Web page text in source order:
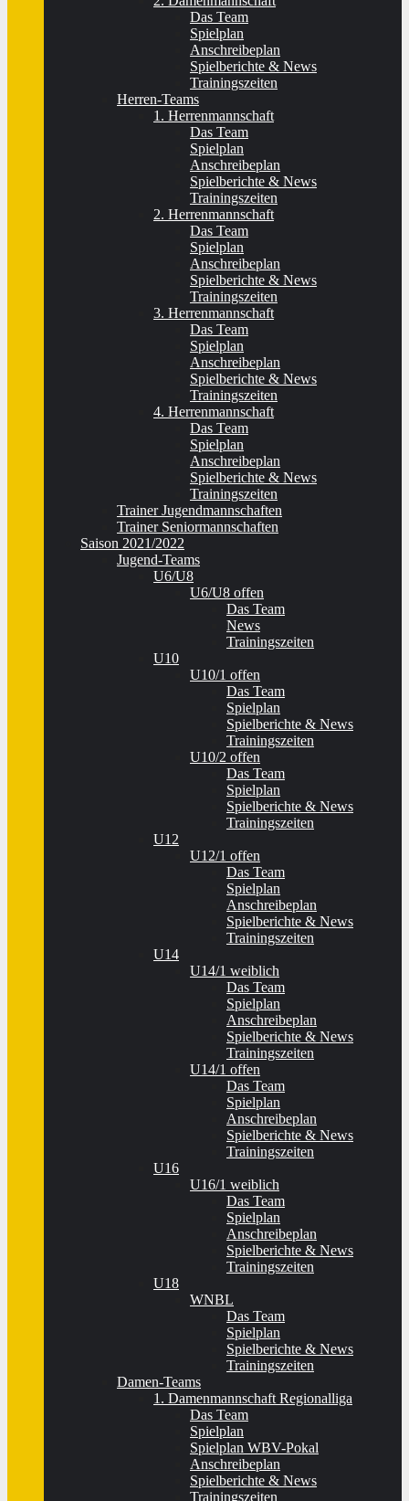
Das Team
Spielplan
Anschreibeplan
Spielberichte & News
Trainingszeiten
Herren-Teams
1. Herrenmannschaft
Das Team
Spielplan
Anschreibeplan
Spielberichte & News
Trainingszeiten
2. Herrenmannschaft
Das Team
Spielplan
Anschreibeplan
Spielberichte & News
Trainingszeiten
3. Herrenmannschaft
Das Team
Spielplan
Anschreibeplan
Spielberichte & News
Trainingszeiten
4. Herrenmannschaft
Das Team
Spielplan
Anschreibeplan
Spielberichte & News
Trainingszeiten
Trainer Jugendmannschaften
Trainer Seniormannschaften
Saison 2021/2022
Jugend-Teams
U6/U8
U6/U8 offen
Das Team
News
Trainingszeiten
U10
U10/1 offen
Das Team
Spielplan
Spielberichte & News
Trainingszeiten
U10/2 offen
Das Team
Spielplan
Spielberichte & News
Trainingszeiten
U12
U12/1 offen
Das Team
Spielplan
Anschreibeplan
Spielberichte & News
Trainingszeiten
U14
U14/1 weiblich
Das Team
Spielplan
Anschreibeplan
Spielberichte & News
Trainingszeiten
U14/1 offen
Das Team
Spielplan
Anschreibeplan
Spielberichte & News
Trainingszeiten
U16
U16/1 weiblich
Das Team
Spielplan
Anschreibeplan
Spielberichte & News
Trainingszeiten
U18
WNBL
Das Team
Spielplan
Spielberichte & News
Trainingszeiten
Damen-Teams
1. Damenmannschaft Regionalliga
Das Team
Spielplan
Spielplan WBV-Pokal
Anschreibeplan
Spielberichte & News
Trainingszeiten